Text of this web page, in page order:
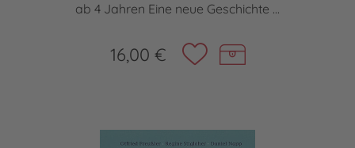
ab 4 Jahren Eine neue Geschichte ...
16,00 €